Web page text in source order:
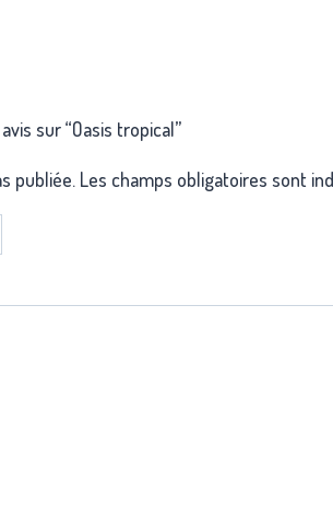
sur “Oasis tropical”
publiée. Les champs obligatoires sont